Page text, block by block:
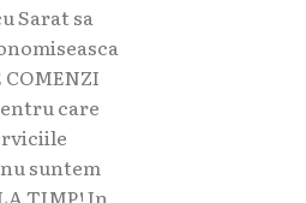
Sarat sa
care
suntem
TIMP! In